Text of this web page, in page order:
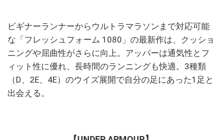
ビギナーランナーからウルトラマラソンまで対応可能
な「フレッシュフォーム 1080」の最新作は、クッショ
ニングや屈曲性がさらに向上。アッパーは通気性とフ
ィット性に優れ、長時間のランニングも快適。3種類
（D、2E、4E）のウイズ展開で自分の足にあった1足と
出会える。